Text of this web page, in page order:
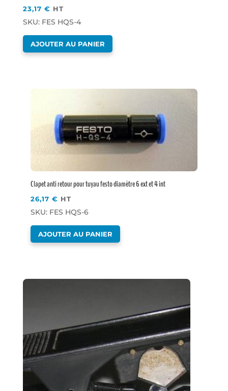
23,17€ HT
SKU: FES HQS-4
AJOUTER AU PANIER
Clapet anti retour pour tuyau festo diamètre 6 ext et 4 int
26,17 € HT
SKU: FES HQS-6
AJOUTER AU PANIER